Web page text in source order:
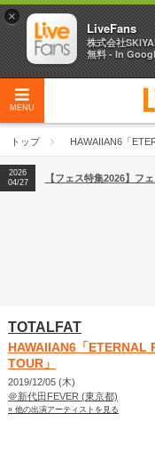
MENU
トップ HAWAIIAN6「
2026
04/27
2026
【ライブ動員ランキン
2026
04/27
【フェス特集2026】フ
TOTALFAT
HAWAIIAN6「ETERNAL
TOUR」
2019/12/05 (木)
＠新代田FEVER (東京都)
» 他の出演アーティストを見る
×
LiveFans
株式会社
無料 - In